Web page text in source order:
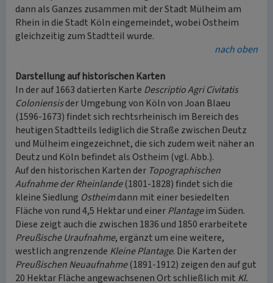
dann als Ganzes zusammen mit der Stadt Mülheim am
Rhein in die Stadt Köln eingemeindet, wobei Ostheim
gleichzeitig zum Stadtteil wurde.
nach oben
Darstellung auf historischen Karten
In der auf 1663 datierten Karte Descriptio Agri Civitatis
Coloniensisder Umgebung von Köln von Joan Blaeu
(1596-1673) findet sich rechtsrheinisch im Bereich des
heutigen Stadtteils lediglich die Straße zwischen Deutz
und Mülheim eingezeichnet, die sich zudem weit näher an
Deutz und Köln befindet als Ostheim (vgl. Abb.).
Auf den historischen Karten der Topographischen
Aufnahme der Rheinlande(1801-1828) findet sich die
kleine Siedlung Ostheimdann mit einer besiedelten
Fläche von rund 4,5 Hektar und einerPlantageim Süden.
Diese zeigt auch die zwischen 1836 und 1850 erarbeitete
Preußische Uraufnahme, ergänzt um eine weitere,
westlich angrenzende Kleine Plantage. Die Karten der
Preußischen Neuaufnahme(1891-1912) zeigen den auf gut
20 Hektar Fläche angewachsenen Ort schließlich mit Kl.